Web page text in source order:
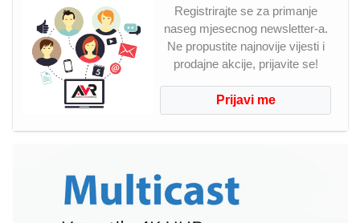
Registrirajte se za primanje
naseg mjesecnog newsletter-a.
Ne propustite najnovije vijesti i
prodajne akcije, prijavite se!
Prijavi me